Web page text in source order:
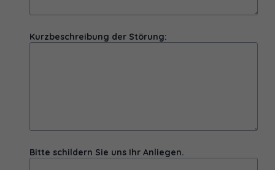
Kurzbeschreibung der Störung:
Bitte schildern Sie uns Ihr Anliegen.